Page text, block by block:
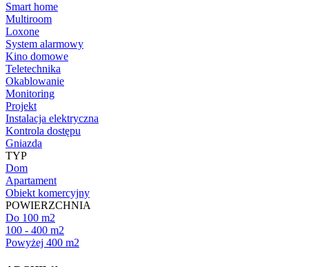
ZAKRES PRAC
Smart home
Multiroom
Loxone
System alarmowy
Kino domowe
Teletechnika
Okablowanie
Monitoring
Projekt
Instalacja elektryczna
Kontrola dostępu
Gniazda
TYP
Dom
Apartament
Obiekt komercyjny
POWIERZCHNIA
Do 100 m2
100 - 400 m2